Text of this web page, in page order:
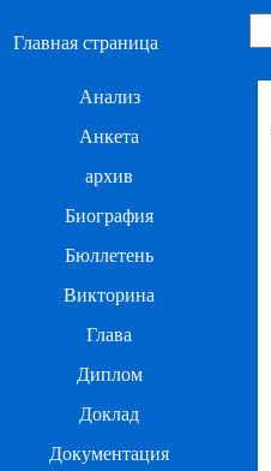
Главная страница
Анализ
Анкета
архив
Биография
Бюллетень
Викторина
Глава
Диплом
Доклад
Документация